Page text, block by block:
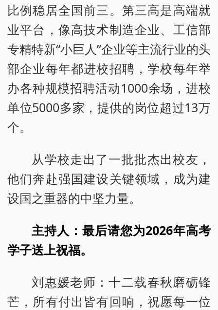
比例稳居全国前三。第三高是高端就
业平台，像高技术制造企业、工信部
专精特新“小巨人”企业等主流行业的头
部企业每年都进校招聘，学校每年举
办各种规模招聘活动1000余场，进校
单位5000多家，提供的岗位超过13万
个。
从学校走出了一批批杰出校友，
他们奔赴强国建设关键领域，成为建
设国之重器的中坚力量。
主持人：最后请您为2026年高考
学子送上祝福。
刘惠媛老师：十二载春秋磨砺锋
芒，所有付出皆有回响，祝愿每一位